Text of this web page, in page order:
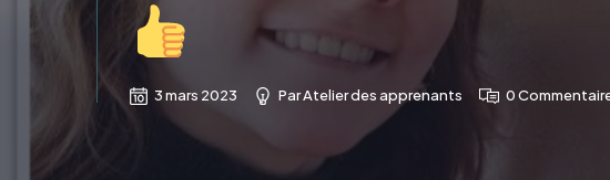
3 mars 2023 ParAtelier des apprenants 0